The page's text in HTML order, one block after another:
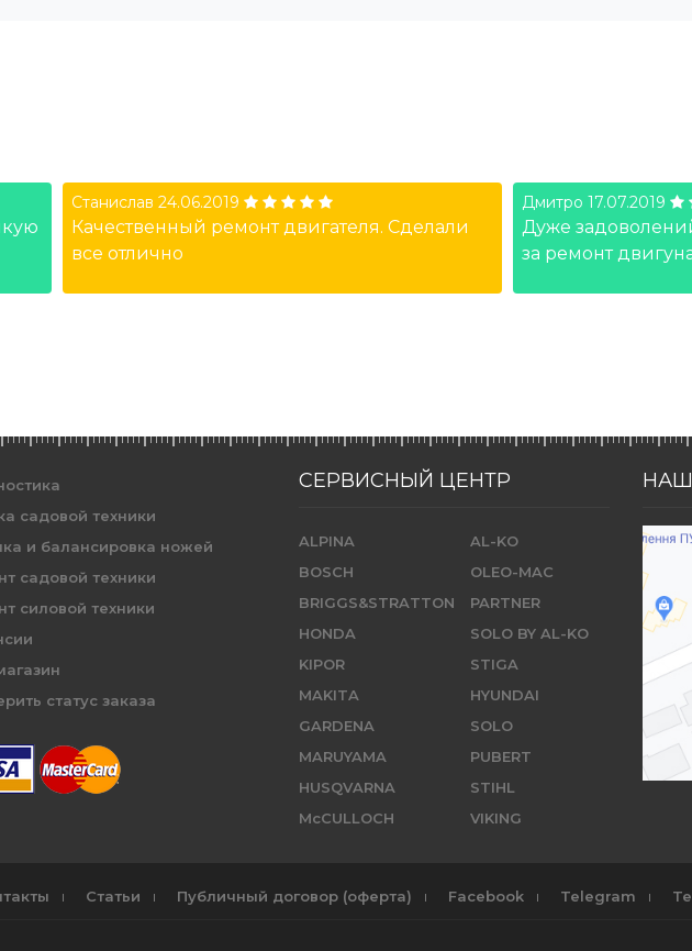
Станислав 24.06.2019
Качественный ремонт двигателя. Сделали
все отлично
Дмитро 17.07.2019
Дуже
за ремонт
садовой техники
и балансировка ножей
садовой техники
силовой техники
статус заказа
СЕРВИСНЫЙ ЦЕНТР
ALPINA
BOSCH
BRIGGS&STRATTON
HONDA
KIPOR
MAKITA
GARDENA
MARUYAMA
HUSQVARNA
McCULLOCH
AL-KO
OLEO-MAC
PARTNER
SOLO BY AL-KO
STIGA
HYUNDAI
SOLO
PUBERT
STIHL
VIKING
Статьи Публичный договор (оферта) Facebook Telegram